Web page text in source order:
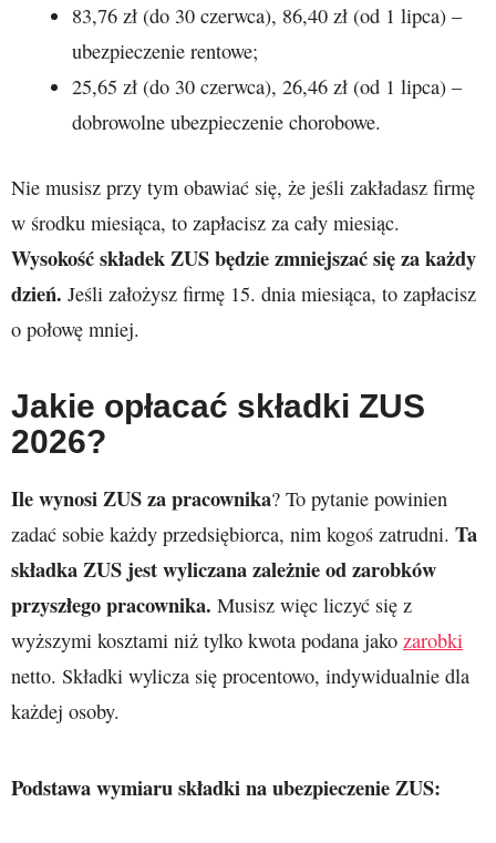
83,76 zł (do 30 czerwca), 86,40 zł (od 1 lipca) –
ubezpieczenie rentowe;
25,65 zł (do 30 czerwca), 26,46 zł (od 1 lipca) –
dobrowolne ubezpieczenie chorobowe.
Nie musisz przy tym obawiać się, że jeśli zakładasz firmę
w środku miesiąca, to zapłacisz za cały miesiąc.
Wysokość składek ZUS będzie zmniejszać się za każdy
dzień. Jeśli założysz firmę 15. dnia miesiąca, to zapłacisz
o połowę mniej.
Jakie opłacać składki ZUS
2026?
Ile wynosi ZUS za pracownika? To pytanie powinien
zadać sobie każdy przedsiębiorca, nim kogoś zatrudni. Ta
składka ZUS jest wyliczana zależnie od zarobków
przyszłego pracownika. Musisz więc liczyć się z
wyższymi kosztami niż tylko kwota podana jako zarobki
netto. Składki wylicza się procentowo, indywidualnie dla
każdej osoby.
Podstawa wymiaru składki na ubezpieczenie ZUS: